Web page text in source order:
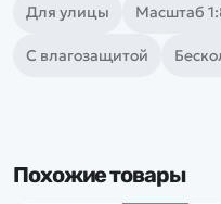
Для улицы Масштаб
С влагозащитой
Похожие товары